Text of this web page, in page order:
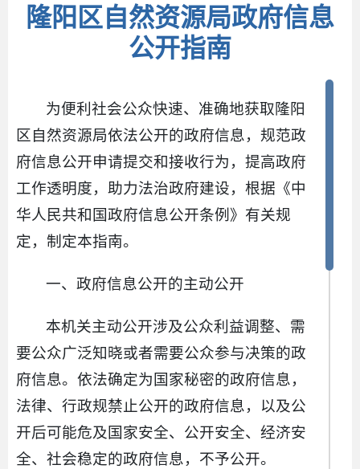
隆阳区自然资源局政府信息
公开指南
为便利社会公众快速、准确地获取隆阳
区自然资源局依法公开的政府信息，规范政
府信息公开申请提交和接收行为，提高政府
工作透明度，助力法治政府建设，根据《中
华人民共和国政府信息公开条例》有关规
定，制定本指南。
一、政府信息公开的主动公开
本机关主动公开涉及公众利益调整、需
要公众广泛知晓或者需要公众参与决策的政
府信息。依法确定为国家秘密的政府信息，
法律、行政规禁止公开的政府信息，以及公
开后可能危及国家安全、公开安全、经济安
全、社会稳定的政府信息，不予公开。